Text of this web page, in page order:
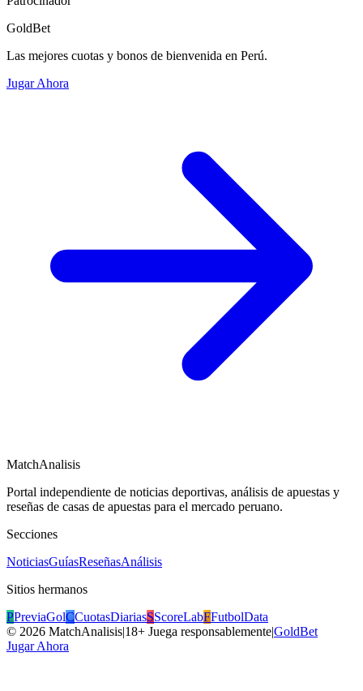
GoldBet
Las mejores cuotas y bonos de bienvenida en Perú.
Jugar Ahora
MatchAnalisis
Portal independiente de noticias deportivas, análisis de apuestas y
reseñas de casas de apuestas para el mercado peruano.
Secciones
NoticiasGuíasReseñasAnálisis
Sitios hermanos
PPreviaGolCCuotasDiariasSScoreLabFFutbolData
© 2026 MatchAnalisis|18+ Juega responsablemente|GoldBet
Jugar Ahora